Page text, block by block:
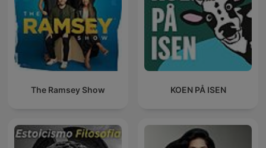
KOEN PÅ ISEN
The Ramsey Show